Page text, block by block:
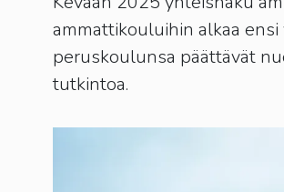
ammattikouluihin alkaa
peruskoulunsa päättävät
tutkintoa.